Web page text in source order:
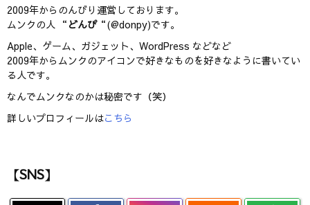
2009年からのんびり運営しております。
ムンクの人 “ どんぴ“(@donpy)です。
Apple、ゲーム、ガジェット、WordPress などなど
2009年からムンクのアイコンで好きなものを好きなように書いてい
る人です。
なんでムンクなのかは秘密です（笑）
詳しいプロフィールはこちら
【SNS】